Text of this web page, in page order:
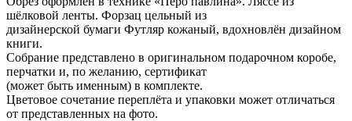
шёлковой ленты. Форзац цельный из
дизайнерской бумаги Футляр кожаный, вдохновлён дизайном
книги.
Собрание представлено в оригинальном подарочном коробе,
перчатки и, по желанию, сертификат
(может быть именным) в комплекте.
Цветовое сочетание переплёта и упаковки может отличаться
от представленных на фото.